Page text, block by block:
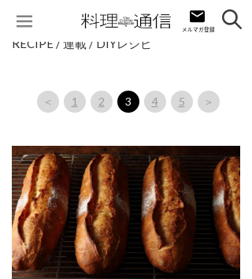
RECIPE / 連載 / DIYレシピ
＜ 1 2 3 4 5 ＞